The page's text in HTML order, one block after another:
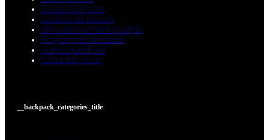
Suivre mon colis
Livraison et retours
Offre abonnement multiple
Programme de fidélité
Autres questions
Contactez-nous
__backpack_categories_title